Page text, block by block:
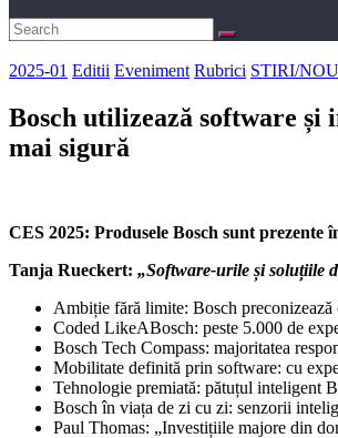
2025-01 Editii Eveniment Rubrici STIRI/
Bosch utilizează software
mai sigură
CES 2025: Produsele Bosch sunt prezente
Tanja Rueckert: „Software-urile și soluțiile
Ambiție fără limite: Bosch
Coded LikeABosch: peste 5.000 de
Bosch Tech Compass: majoritatea
Mobilitate definită prin software: cu
Tehnologie premiată: pătuțul inteligent
Bosch în viața de zi cu zi: senzorii
Paul Thomas: „Investițiile majore din